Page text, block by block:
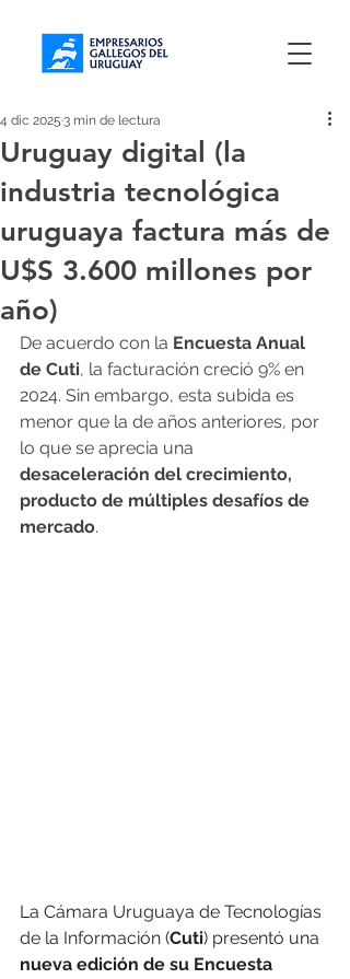
Uruguay digital (la
industria tecnológica
uruguaya factura más de
U$S 3.600 millones por
año)
4 dic 2025 3 min de lectura
De acuerdo con la Encuesta Anual
de Cuti, la facturación creció 9% en
2024. Sin embargo, esta subida es
menor que la de años anteriores, por
lo que se aprecia una
desaceleración del crecimiento,
producto de múltiples desafíos de
mercado.
La Cámara Uruguaya de Tecnologías
de la Información (Cuti) presentó una
nueva edición de su Encuesta